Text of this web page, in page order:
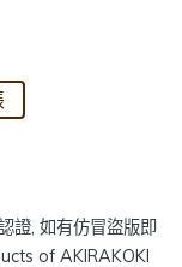
證, 如有仿冒盜版即
of AKIRAKOKI